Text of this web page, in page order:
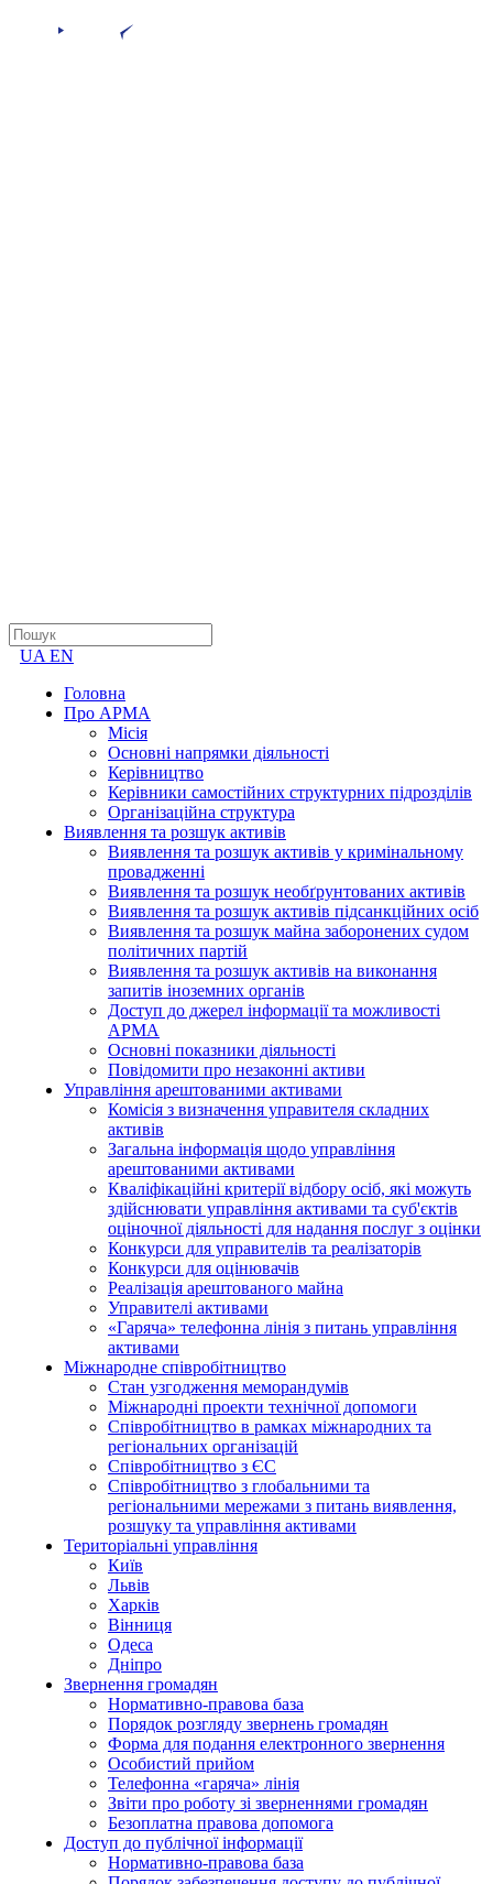
UA EN
Головна
Про АРМА
Місія
Основні напрямки діяльності
Керівництво
Керівники самостійних структурних підрозділів
Організаційна структура
Виявлення та розшук активів
Виявлення та розшук активів у кримінальному
провадженні
Виявлення та розшук необґрунтованих активів
Виявлення та розшук активів підсанкційних осіб
Виявлення та розшук майна заборонених судом
політичних партій
Виявлення та розшук активів на виконання
запитів іноземних органів
Доступ до джерел інформації та можливості
АРМА
Основні показники діяльності
Повідомити про незаконні активи
Управління арештованими активами
Комісія з визначення управителя складних
активів
Загальна інформація щодо управління
арештованими активами
Кваліфікаційні критерії відбору осіб, які можуть
здiйснювати управління активами та суб'єктів
оціночної діяльності для надання послуг з оцінки
Конкурси для управителів та реалізаторів
Конкурси для оцінювачів
Реалізація арештованого майна
Управителі активами
«Гаряча» телефонна лінія з питань управління
активами
Міжнародне співробітництво
Стан узгодження меморандумів
Міжнародні проекти технічної допомоги
Співробітництво в рамках міжнародних та
регіональних організацій
Співробітництво з ЄС
Співробітництво з глобальними та
регіональними мережами з питань виявлення,
розшуку та управління активами
Територіальні управління
Київ
Львів
Харків
Вінниця
Одеса
Дніпро
Звернення громадян
Нормативно-правова база
Порядок розгляду звернень громадян
Форма для подання електронного звернення
Особистий прийом
Телефонна «гаряча» лінія
Звіти про роботу зі зверненнями громадян
Безоплатна правова допомога
Доступ до публічної інформації
Нормативно-правова база